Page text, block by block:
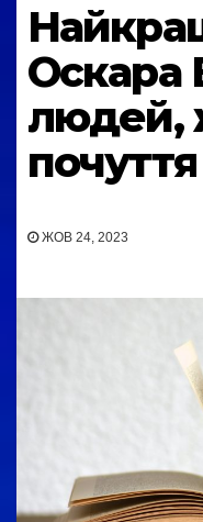
Оскара
людей,
почуття
ЖОВ 24, 2023